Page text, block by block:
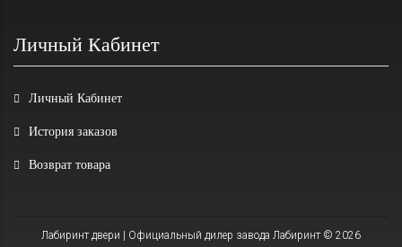
Личный Кабинет
Личный Кабинет
История заказов
Возврат товара
Лабиринт двери | Официальный дилер завода Лабиринт © 2026